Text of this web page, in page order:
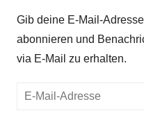
Gib deine E-Mail-
abonnieren und
via E-Mail zu erhalten.
E-